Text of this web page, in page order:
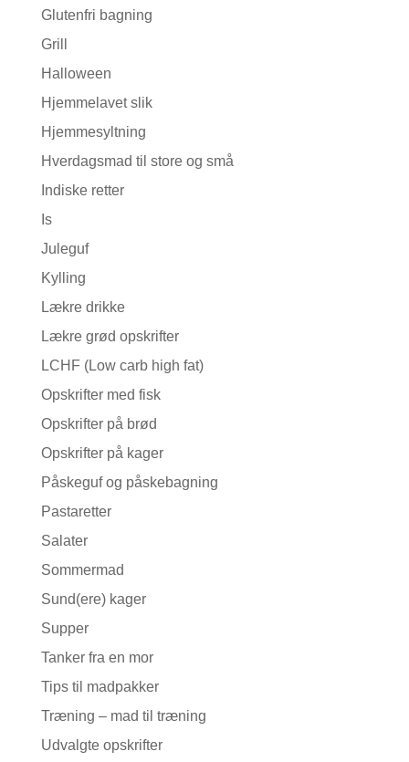
Glutenfri bagning
Grill
Halloween
Hjemmelavet slik
Hjemmesyltning
Hverdagsmad til store og små
Indiske retter
Is
Juleguf
Kylling
Lækre drikke
Lækre grød opskrifter
LCHF (Low carb high fat)
Opskrifter med fisk
Opskrifter på brød
Opskrifter på kager
Påskeguf og påskebagning
Pastaretter
Salater
Sommermad
Sund(ere) kager
Supper
Tanker fra en mor
Tips til madpakker
Træning – mad til træning
Udvalgte opskrifter